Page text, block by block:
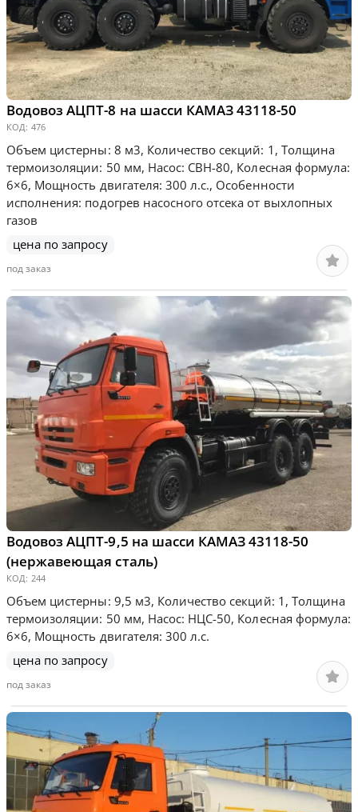
Водовоз АЦПТ-8 на шасси КАМАЗ 43118-50
КОД: 476
Объем цистерны: 8 м3, Количество секций: 1, Толщина
термоизоляции: 50 мм, Насос: СВН-80, Колесная формула:
6×6, Мощность двигателя: 300 л.с., Особенности
исполнения: подогрев насосного отсека от выхлопных
газов
цена по запросу
под заказ
Водовоз АЦПТ-9,5 на шасси КАМАЗ 43118-50
(нержавеющая сталь)
КОД: 244
Объем цистерны: 9,5 м3, Количество секций: 1, Толщина
термоизоляции: 50 мм, Насос: НЦС-50, Колесная формула:
6×6, Мощность двигателя: 300 л.с.
цена по запросу
под заказ